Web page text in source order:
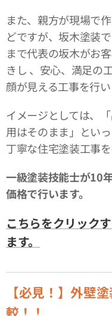
また、親方が現場で
どですが、坂木塗装
まで代表の坂木がお
きし 、安心、満足の
顔が見える工事を行い
イメージとしては、
用はそのまま」とい
丁寧な住宅塗装工事
一級塗装技能士が10
価格で行います。
こちらをクリック
ます。
【必見！】外壁
較！！